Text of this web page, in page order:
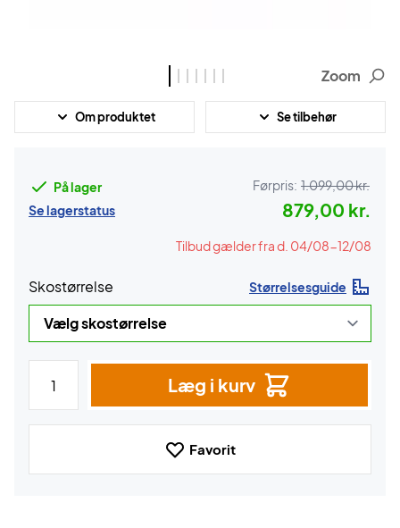
Zoom
Om produktet Se tilbehør
På lager
Se lagerstatus
Førpris: 1.099,00 kr.
879,00 kr.
Tilbud gælder fra d. 04/08-12/08
Skostørrelse Størrelsesguide
Læg i kurv
Favorit